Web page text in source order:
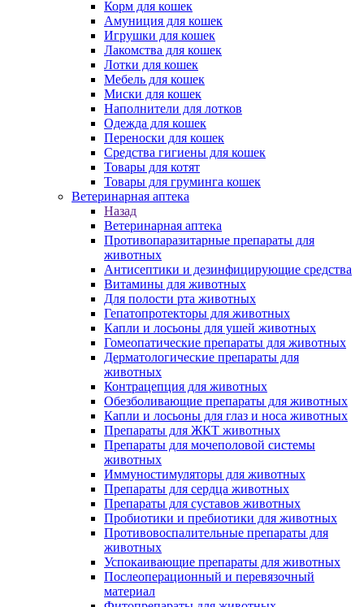
Корм для кошек
Амуниция для кошек
Игрушки для кошек
Лакомства для кошек
Лотки для кошек
Мебель для кошек
Миски для кошек
Наполнители для лотков
Одежда для кошек
Переноски для кошек
Средства гигиены для кошек
Товары для котят
Товары для груминга кошек
Ветеринарная аптека
Назад
Ветеринарная аптека
Противопаразитарные препараты для
животных
Антисептики и дезинфицирующие средства
Витамины для животных
Для полости рта животных
Гепатопротекторы для животных
Капли и лосьоны для ушей животных
Гомеопатические препараты для животных
Дерматологические препараты для
животных
Контрацепция для животных
Обезболивающие препараты для животных
Капли и лосьоны для глаз и носа животных
Препараты для ЖКТ животных
Препараты для мочеполовой системы
животных
Иммуностимуляторы для животных
Препараты для сердца животных
Препараты для суставов животных
Пробиотики и пребиотики для животных
Противовоспалительные препараты для
животных
Успокаивающие препараты для животных
Послеоперационный и перевязочный
материал